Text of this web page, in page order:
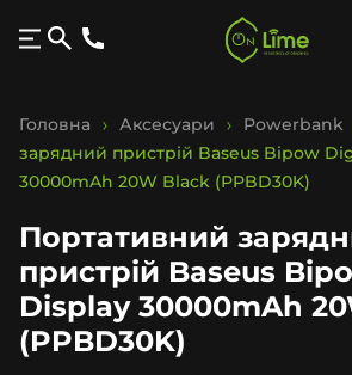
Головна Аксесуари Powerbank
зарядний пристрій Baseus Bipow
30000mAh 20W Black (PPBD30K)
Портативний
пристрій Baseus
Display 30000mAh
(PPBD30K)